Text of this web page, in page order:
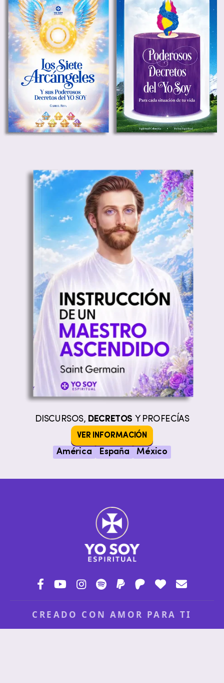
DISCURSOS, DECRETOS Y PROFECÍAS
VER INFORMACIÓN
América España México
CREADO CON AMOR PARA TI